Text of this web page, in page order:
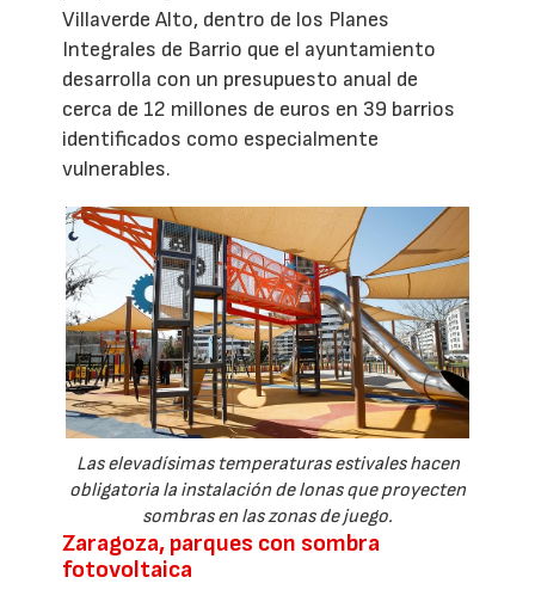
Villaverde Alto, dentro de los Planes
Integrales de Barrio que el ayuntamiento
desarrolla con un presupuesto anual de
cerca de 12 millones de euros en 39 barrios
identificados como especialmente
vulnerables.
Las elevadísimas temperaturas estivales hacen
obligatoria la instalación de lonas que proyecten
sombras en las zonas de juego.
Zaragoza, parques con sombra
fotovoltaica